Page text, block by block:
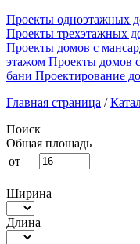
Проекты одноэтажных
Проекты трехэтажных
Проекты домов с
этажом Проекты домов
бани Проектирование
Главная страница /
Поиск
Общая площадь
от
Ширина
Длина